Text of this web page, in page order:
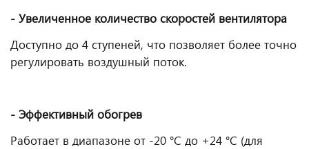
- Увеличенное количество скоростей вентилятора
Доступно до 4 ступеней, что позволяет более точно
регулировать воздушный поток.
- Эффективный обогрев
Работает в диапазоне от -20 °С до +24 °С (для